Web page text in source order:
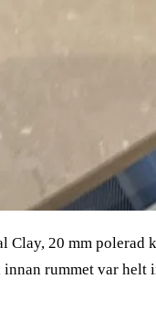
20 mm
innan rummet var helt